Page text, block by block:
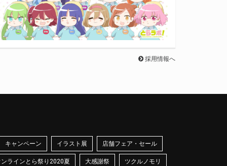
採用情報へ
キャンペーン イラスト展 店舗フェア・セール
ラインとら祭り2020夏 大感謝祭 ツクルノモリ